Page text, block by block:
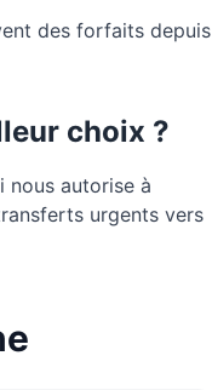
des forfaits depuis
choix ?
nous autorise à
urgents vers